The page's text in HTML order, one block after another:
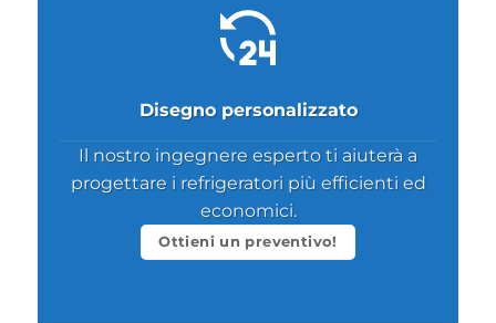
Disegno personalizzato
Il nostro ingegnere esperto ti aiuterà a
progettare i refrigeratori più efficienti ed
economici.
Ottieni un preventivo!